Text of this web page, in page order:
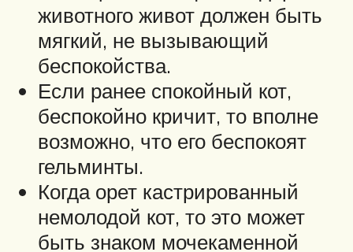
животного живот должен быть
мягкий, не вызывающий
беспокойства.
Если ранее спокойный кот,
беспокойно кричит, то вполне
возможно, что его беспокоят
гельминты.
Когда орет кастрированный
немолодой кот, то это может
быть знаком мочекаменной